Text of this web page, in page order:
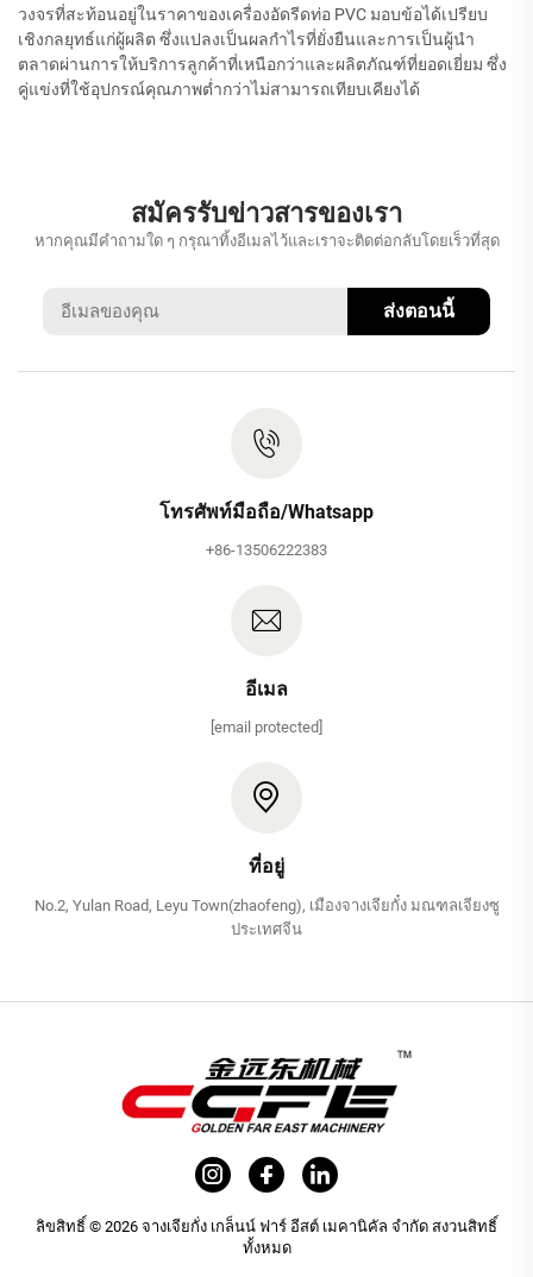
วงจรที่สะท้อนอยู่ในราคาของเครื่องอัดรีดท่อ PVC มอบข้อได้เปรียบ
เชิงกลยุทธ์แก่ผู้ผลิต ซึ่งแปลงเป็นผลกำไรที่ยั่งยืนและการเป็นผู้นำ
ตลาดผ่านการให้บริการลูกค้าที่เหนือกว่าและผลิตภัณฑ์ที่ยอดเยี่ยม ซึ่ง
คู่แข่งที่ใช้อุปกรณ์คุณภาพต่ำกว่าไม่สามารถเทียบเคียงได้
สมัครรับข่าวสารของเรา
หากคุณมีคำถามใด ๆ กรุณาทิ้งอีเมลไว้และเราจะติดต่อกลับโดยเร็วที่สุด
ส่งตอนนี้
โทรศัพท์มือถือ/Whatsapp
+86-13506222383
อีเมล
[email protected]
ที่อยู่
No.2, Yulan Road, Leyu Town(zhaofeng), เมืองจางเจียกั๋ง มณฑลเจียงซู
ประเทศจีน
ลิขสิทธิ์ © 2026 จางเจียกั่ง เกล็นน์ ฟาร์ อีสต์ เมคานิคัล จำกัด สงวนสิทธิ์
ทั้งหมด